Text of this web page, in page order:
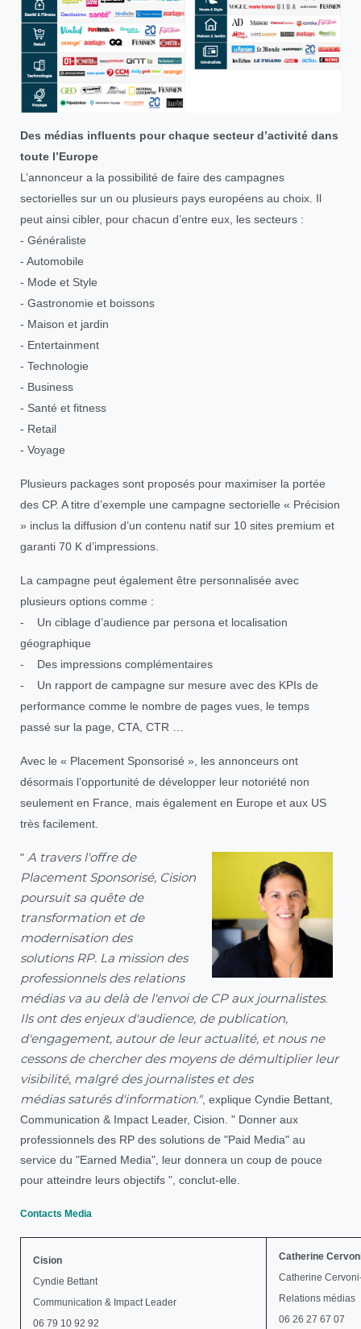
Des médias influents pour chaque secteur d’activité dans
toute l’Europe
L’annonceur a la possibilité de faire des campagnes
sectorielles sur un ou plusieurs pays européens au choix. Il
peut ainsi cibler, pour chacun d’entre eux, les secteurs :
- Généraliste
- Automobile
- Mode et Style
- Gastronomie et boissons
- Maison et jardin
- Entertainment
- Technologie
- Business
- Santé et fitness
- Retail
- Voyage
Plusieurs packages sont proposés pour maximiser la portée
des CP. A titre d’exemple une campagne sectorielle « Précision
» inclus la diffusion d’un contenu natif sur 10 sites premium et
garanti 70 K d’impressions.
La campagne peut également être personnalisée avec
plusieurs options comme :
- Un ciblage d’audience par persona et localisation
géographique
- Des impressions complémentaires
- Un rapport de campagne sur mesure avec des KPIs de
performance comme le nombre de pages vues, le temps
passé sur la page, CTA, CTR …
Avec le « Placement Sponsorisé », les annonceurs ont
désormais l’opportunité de développer leur notoriété non
seulement en France, mais également en Europe et aux US
très facilement.
" A travers l'offre de
Placement Sponsorisé, Cision
poursuit sa quête de
transformation et de
modernisation des
solutions RP. La mission des
professionnels des relations
médias va au delà de l'envoi de CP aux journalistes.
Ils ont des enjeux d'audience, de publication,
d'engagement, autour de leur actualité, et nous ne
cessons de chercher des moyens de démultiplier leur
visibilité, malgré des journalistes et des
médias saturés d'information.", explique Cyndie Bettant,
Communication & Impact Leader, Cision. " Donner aux
professionnels des RP des solutions de "Paid Media" au
service du "Earned Media", leur donnera un coup de pouce
pour atteindre leurs objectifs ", conclut-elle.
Contacts Media
Cision
Cyndie Bettant
Communication & Impact Leader
06 79 10 92 92
Catherine
Catherine
Relations médias
06 26 27 67 07